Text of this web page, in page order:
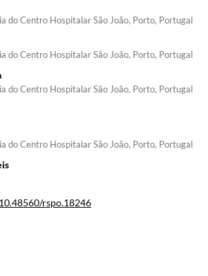
do Centro Hospitalar São João, Porto, Portugal
do Centro Hospitalar São João, Porto, Portugal
do Centro Hospitalar São João, Porto, Portugal
do Centro Hospitalar São João, Porto, Portugal
rspo.18246